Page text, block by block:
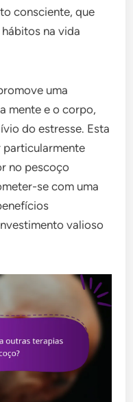
consciente, que
na vida
uma
mente e o corpo,
do estresse. Esta
particularmente
no pescoço
se com uma
valioso